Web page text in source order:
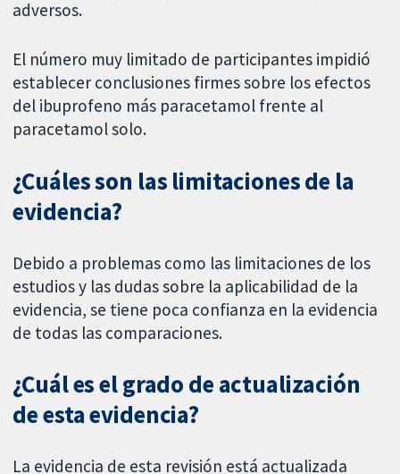
adversos.
El número muy limitado de participantes impidió
establecer conclusiones firmes sobre los efectos
del ibuprofeno más paracetamol frente al
paracetamol solo.
¿Cuáles son las limitaciones de la
evidencia?
Debido a problemas como las limitaciones de los
estudios y las dudas sobre la aplicabilidad de la
evidencia, se tiene poca confianza en la evidencia
de todas las comparaciones.
¿Cuál es el grado de actualización
de esta evidencia?
La evidencia de esta revisión está actualizada